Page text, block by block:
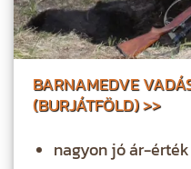
BARNAMEDVE
(BURJÁTFÖLD) >>
nagyon jó ár-